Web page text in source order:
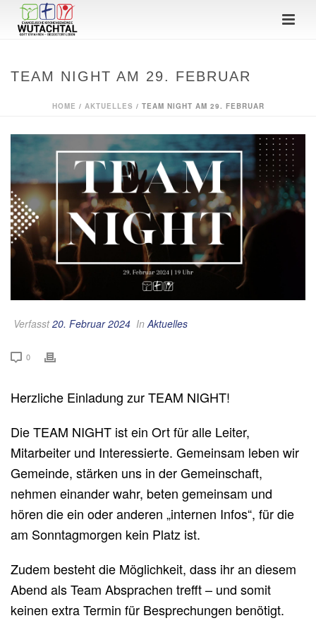
TEAM NIGHT AM 29. FEBRUAR
HOME / AKTUELLES / TEAM NIGHT AM 29. FEBRUAR
Verfasst20. Februar 2024 InAktuelles
0
Herzliche Einladung zur TEAM NIGHT!
Die TEAM NIGHT ist ein Ort für alle Leiter,
Mitarbeiter und Interessierte. Gemeinsam leben wir
Gemeinde, stärken uns in der Gemeinschaft,
nehmen einander wahr, beten gemeinsam und
hören die ein oder anderen „internen Infos“, für die
am Sonntagmorgen kein Platz ist.
Zudem besteht die Möglichkeit, dass ihr an diesem
Abend als Team Absprachen trefft – und somit
keinen extra Termin für Besprechungen benötigt.